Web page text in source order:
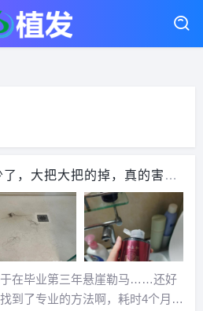
，大把大把的掉，真的害怕
有效的防脱方法？！！
于在毕业第三年悬崖勒马……还好
到了专业的方法啊，耗时4个月，